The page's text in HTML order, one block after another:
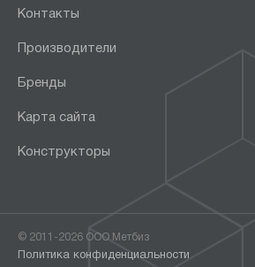
Контакты
Производители
Бренды
Карта сайта
Конструкторы
© 2011-2026 ООО Метбиз
Политика конфиденциальности